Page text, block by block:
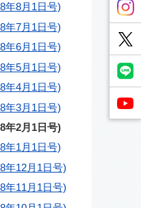
年8月1日号)
年7月1日号)
年6月1日号)
年5月1日号)
年4月1日号)
年3月1日号)
年2月1日号)
年1月1日号)
年12月1日号)
年11月1日号)